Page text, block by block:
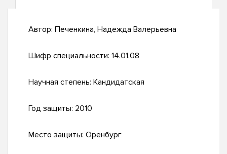
Автор: Печенкина, Надежда Валерьевна
Шифр специальности: 14.01.08
Научная степень: Кандидатская
Год защиты: 2010
Место защиты: Оренбург